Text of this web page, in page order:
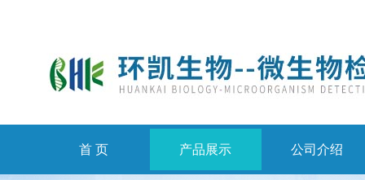
首 页 产品展示 公司介绍